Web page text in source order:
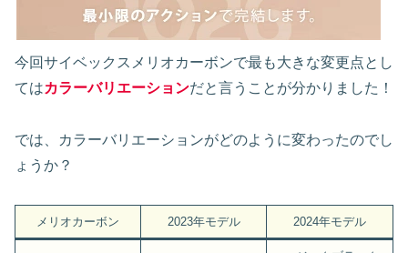
今回サイベックスメリオカーボンで最も大きな変更点とし
てはカラーバリエーションだと言うことが分かりました！
では、カラーバリエーションがどのように変わったのでし
ょうか？
メリオカーボン 2023年モデル 2024年モデル